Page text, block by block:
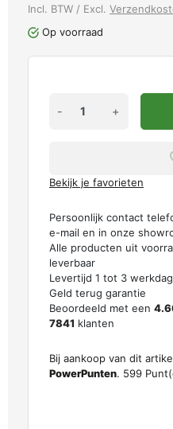
Incl. BTW / Excl.
Op voorraad
- +
Bekijk je favorieten
Persoonlijk contact
e-mail en in onze
Alle producten uit
leverbaar
Levertijd 1 tot 3
Geld terug garantie
Beoordeeld met een
7841 klanten
Bij aankoop van dit
PowerPunten. 599